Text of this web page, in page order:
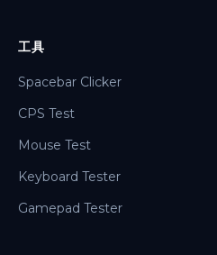
工具
Spacebar Clicker
CPS Test
Mouse Test
Keyboard Tester
Gamepad Tester